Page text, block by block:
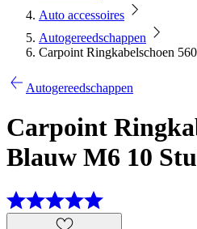
Auto accessoires
Autogereedschappen
Carpoint Ringkabelschoen
Autogereedschappen
Carpoint
Blauw M6 10